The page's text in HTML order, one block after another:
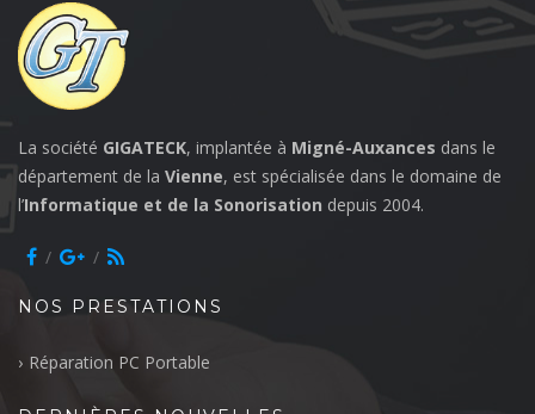
La société GIGATECK, implantée à Migné-Auxances dans le
département de la Vienne, est spécialisée dans le domaine de
l’Informatique et de la Sonorisation depuis 2004.
NOS PRESTATIONS
Réparation PC Portable